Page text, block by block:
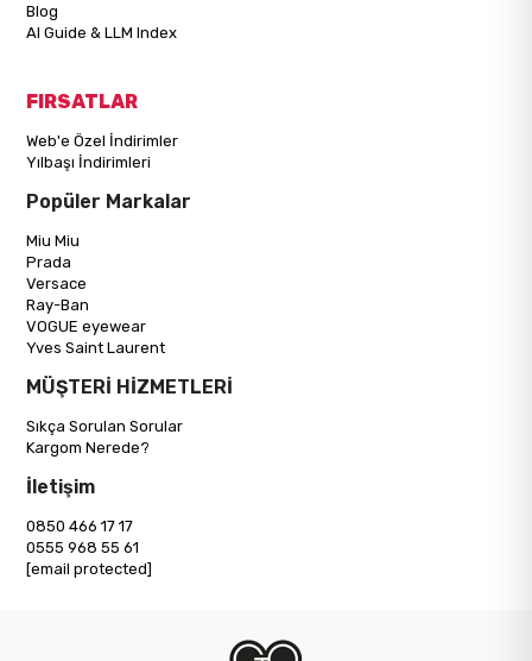
Blog
AI Guide & LLM Index
FIRSATLAR
Web'e Özel İndirimler
Yılbaşı İndirimleri
Popüler Markalar
Miu Miu
Prada
Versace
Ray-Ban
VOGUE eyewear
Yves Saint Laurent
MÜŞTERİ HİZMETLERİ
Sıkça Sorulan Sorular
Kargom Nerede?
İletişim
0850 466 17 17
0555 968 55 61
[email protected]